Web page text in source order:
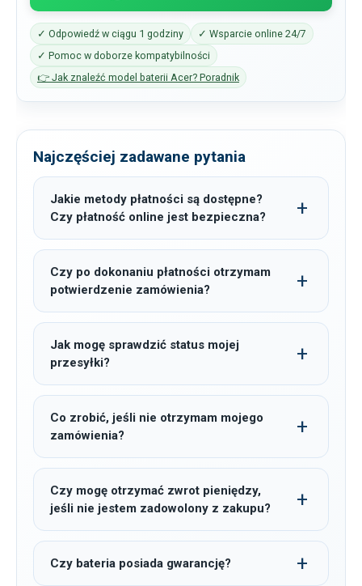
✓ Odpowiedź w ciągu 1 godziny
✓ Wsparcie online 24/7
✓ Pomoc w doborze kompatybilności
👉 Jak znaleźć model baterii Acer? Poradnik
Najczęściej zadawane pytania
Jakie metody płatności są dostępne?
Czy płatność online jest bezpieczna?
Czy po dokonaniu płatności otrzymam
potwierdzenie zamówienia?
Jak mogę sprawdzić status mojej
przesyłki?
Co zrobić, jeśli nie otrzymam mojego
zamówienia?
Czy mogę otrzymać zwrot pieniędzy,
jeśli nie jestem zadowolony z zakupu?
Czy bateria posiada gwarancję?